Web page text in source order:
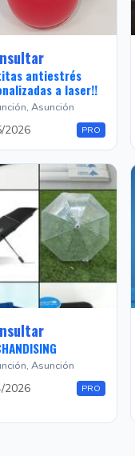
antiestrés
a laser!!
Asunción
2026 PRO
Asunción
2026 PRO